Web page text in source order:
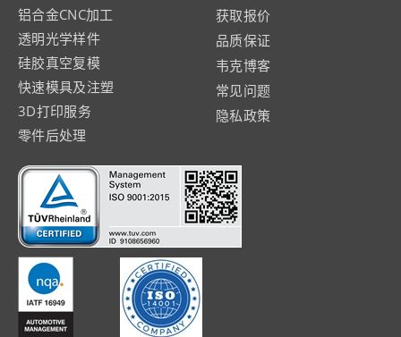
铝合金CNC加工
透明光学样件
硅胶真空复模
快速模具及注塑
3D打印服务
零件后处理
获取报价
品质保证
韦克博客
常见问题
隐私政策